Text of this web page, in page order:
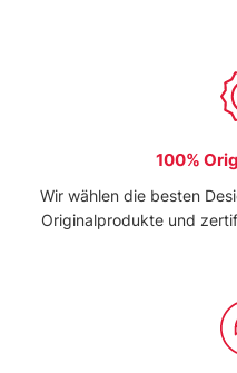
100%
Wir wählen die besten
Originalprodukte und